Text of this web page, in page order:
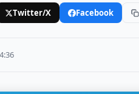
Twitter/X Facebook